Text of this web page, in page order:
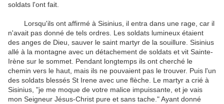
soldats l'ont fait
Lorsqu'ils ont affirmé à Sisinius il entra dans une rage car il
n'avait pas donné de tels ordres Les soldats lumineux étaient
des anges de Dieu sauver le saint martyr de la souillure Sisinius
allé à la montagne avec un détachement de soldats et vit Sainte-
Irène sur le sommet Pendant longtemps ils ont cherché le
chemin vers le haut mais ils ne pouvaient pas le trouver. Puis l'un
des soldats blessés St Irene avec une flèche Le martyr a crié à
Sisinius "je me moque de votre malice impuissante et je vais
mon Seigneur Jésus-Christ pure et sans tache "Ayant donné